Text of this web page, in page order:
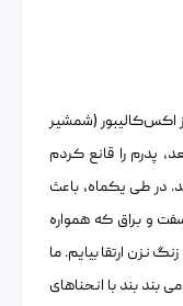
اکس‌کالیبور (شمشیر
پدرم را قانع کردم
در طی یکماه، باعث
و براق که همواره
نزن ارتقا بیایم. ما
بند بند با انحناهای